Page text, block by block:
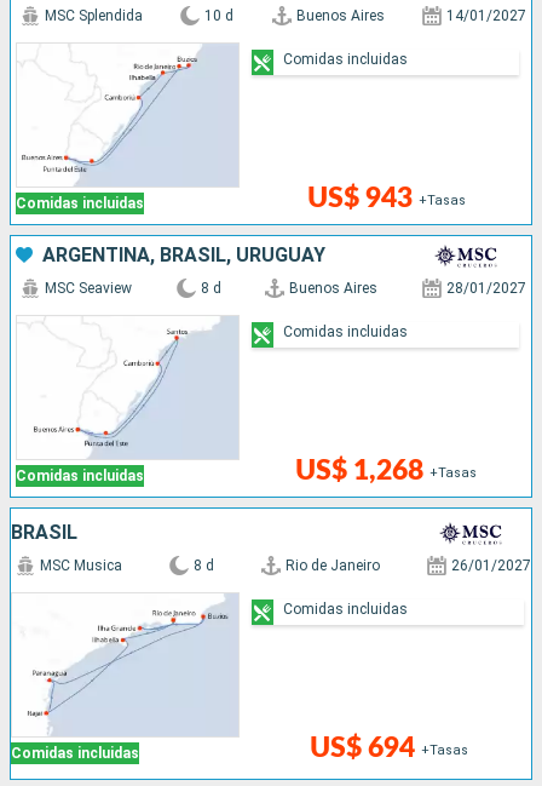
Comidas incluidas
MSC Splendida 10 d Buenos Aires 14/01/2027
US$ 943 +Tasas
Comidas incluidas
ARGENTINA, BRASIL, URUGUAY
Comidas incluidas
MSC Seaview 8 d Buenos Aires 28/01/2027
US$ 1,268 +Tasas
Comidas incluidas
BRASIL
Comidas incluidas
MSC Musica 8 d Rio de Janeiro 26/01/2027
US$ 694 +Tasas
Comidas incluidas